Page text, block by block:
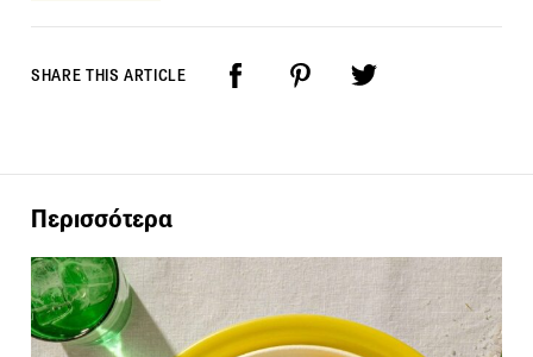
SHARE THIS ARTICLE
Περισσότερα